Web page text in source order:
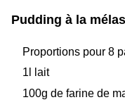
Pudding à la
Proportions pour 8
1l lait
100g de farine de